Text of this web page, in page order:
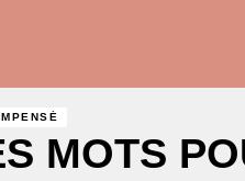
MOTS